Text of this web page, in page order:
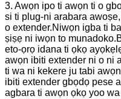
3. Awọn ipo ti awọn ti o
si ti plug-ni arabara
o extender.Niwọn igba ti
ṣiṣẹ ni iwọn to
eto-ọrọ idana ti ọkọ
awọn ibiti extender ni o ni
ti wa ni kekere ju tabi
ibiti extender gbọdọ pese
agbara ti awọn ọkọ yoo